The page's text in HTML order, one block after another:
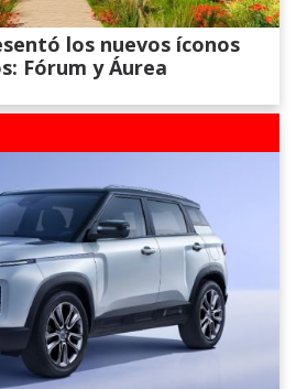
los nuevos íconos
Fórum y Áurea